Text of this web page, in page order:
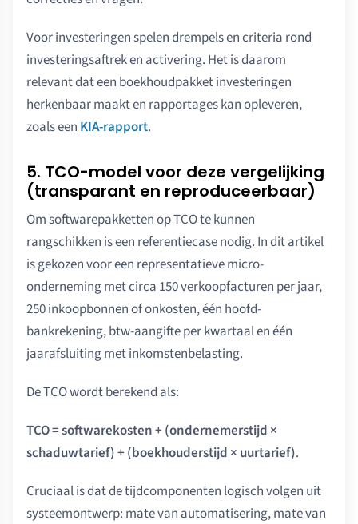
Voor investeringen spelen drempels en criteria rond
investeringsaftrek en activering. Het is daarom
relevant dat een boekhoudpakket investeringen
herkenbaar maakt en rapportages kan opleveren,
zoals een KIA-rapport.
5. TCO-model voor deze vergelijking
(transparant en reproduceerbaar)
Om softwarepakketten op TCO te kunnen
rangschikken is een referentiecase nodig. In dit artikel
is gekozen voor een representatieve micro-
onderneming met circa 150 verkoopfacturen per jaar,
250 inkoopbonnen of onkosten, één hoofd-
bankrekening, btw-aangifte per kwartaal en één
jaarafsluiting met inkomstenbelasting.
De TCO wordt berekend als:
TCO = softwarekosten + (ondernemerstijd ×
schaduwtarief) + (boekhouderstijd × uurtarief).
Cruciaal is dat de tijdcomponenten logisch volgen uit
systeemontwerp: mate van automatisering, mate van